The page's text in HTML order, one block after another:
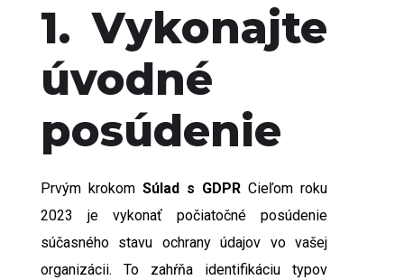
1. Vykonajte
úvodné
posúdenie
Prvým krokom Súlad s GDPR Cieľom roku
2023 je vykonať počiatočné posúdenie
súčasného stavu ochrany údajov vo vašej
organizácii. To zahŕňa identifikáciu typov